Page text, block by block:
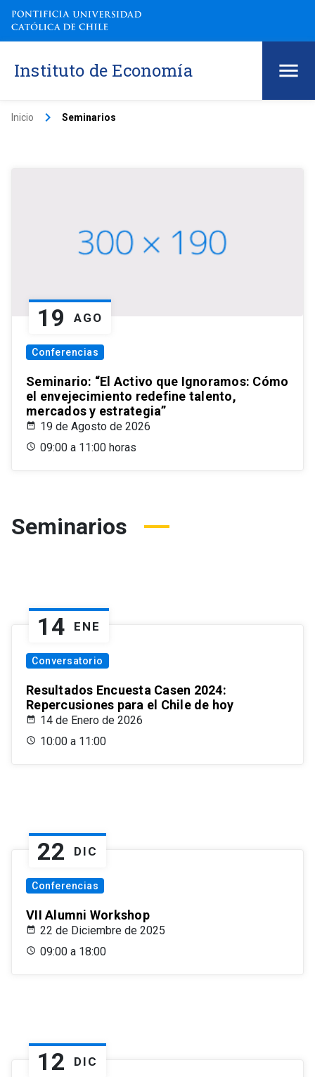
Instituto de Economía
Inicio keyboard_arrow_right Seminarios
19 AGO
Conferencias
Seminario: “El Activo que Ignoramos: Cómo
el envejecimiento redefine talento,
mercados y estrategia”
19 de Agosto de 2026
09:00 a 11:00 horas
Seminarios
14 ENE
Conversatorio
Resultados Encuesta Casen 2024:
Repercusiones para el Chile de hoy
14 de Enero de 2026
10:00 a 11:00
22 DIC
Conferencias
VII Alumni Workshop
22 de Diciembre de 2025
09:00 a 18:00
12 DIC